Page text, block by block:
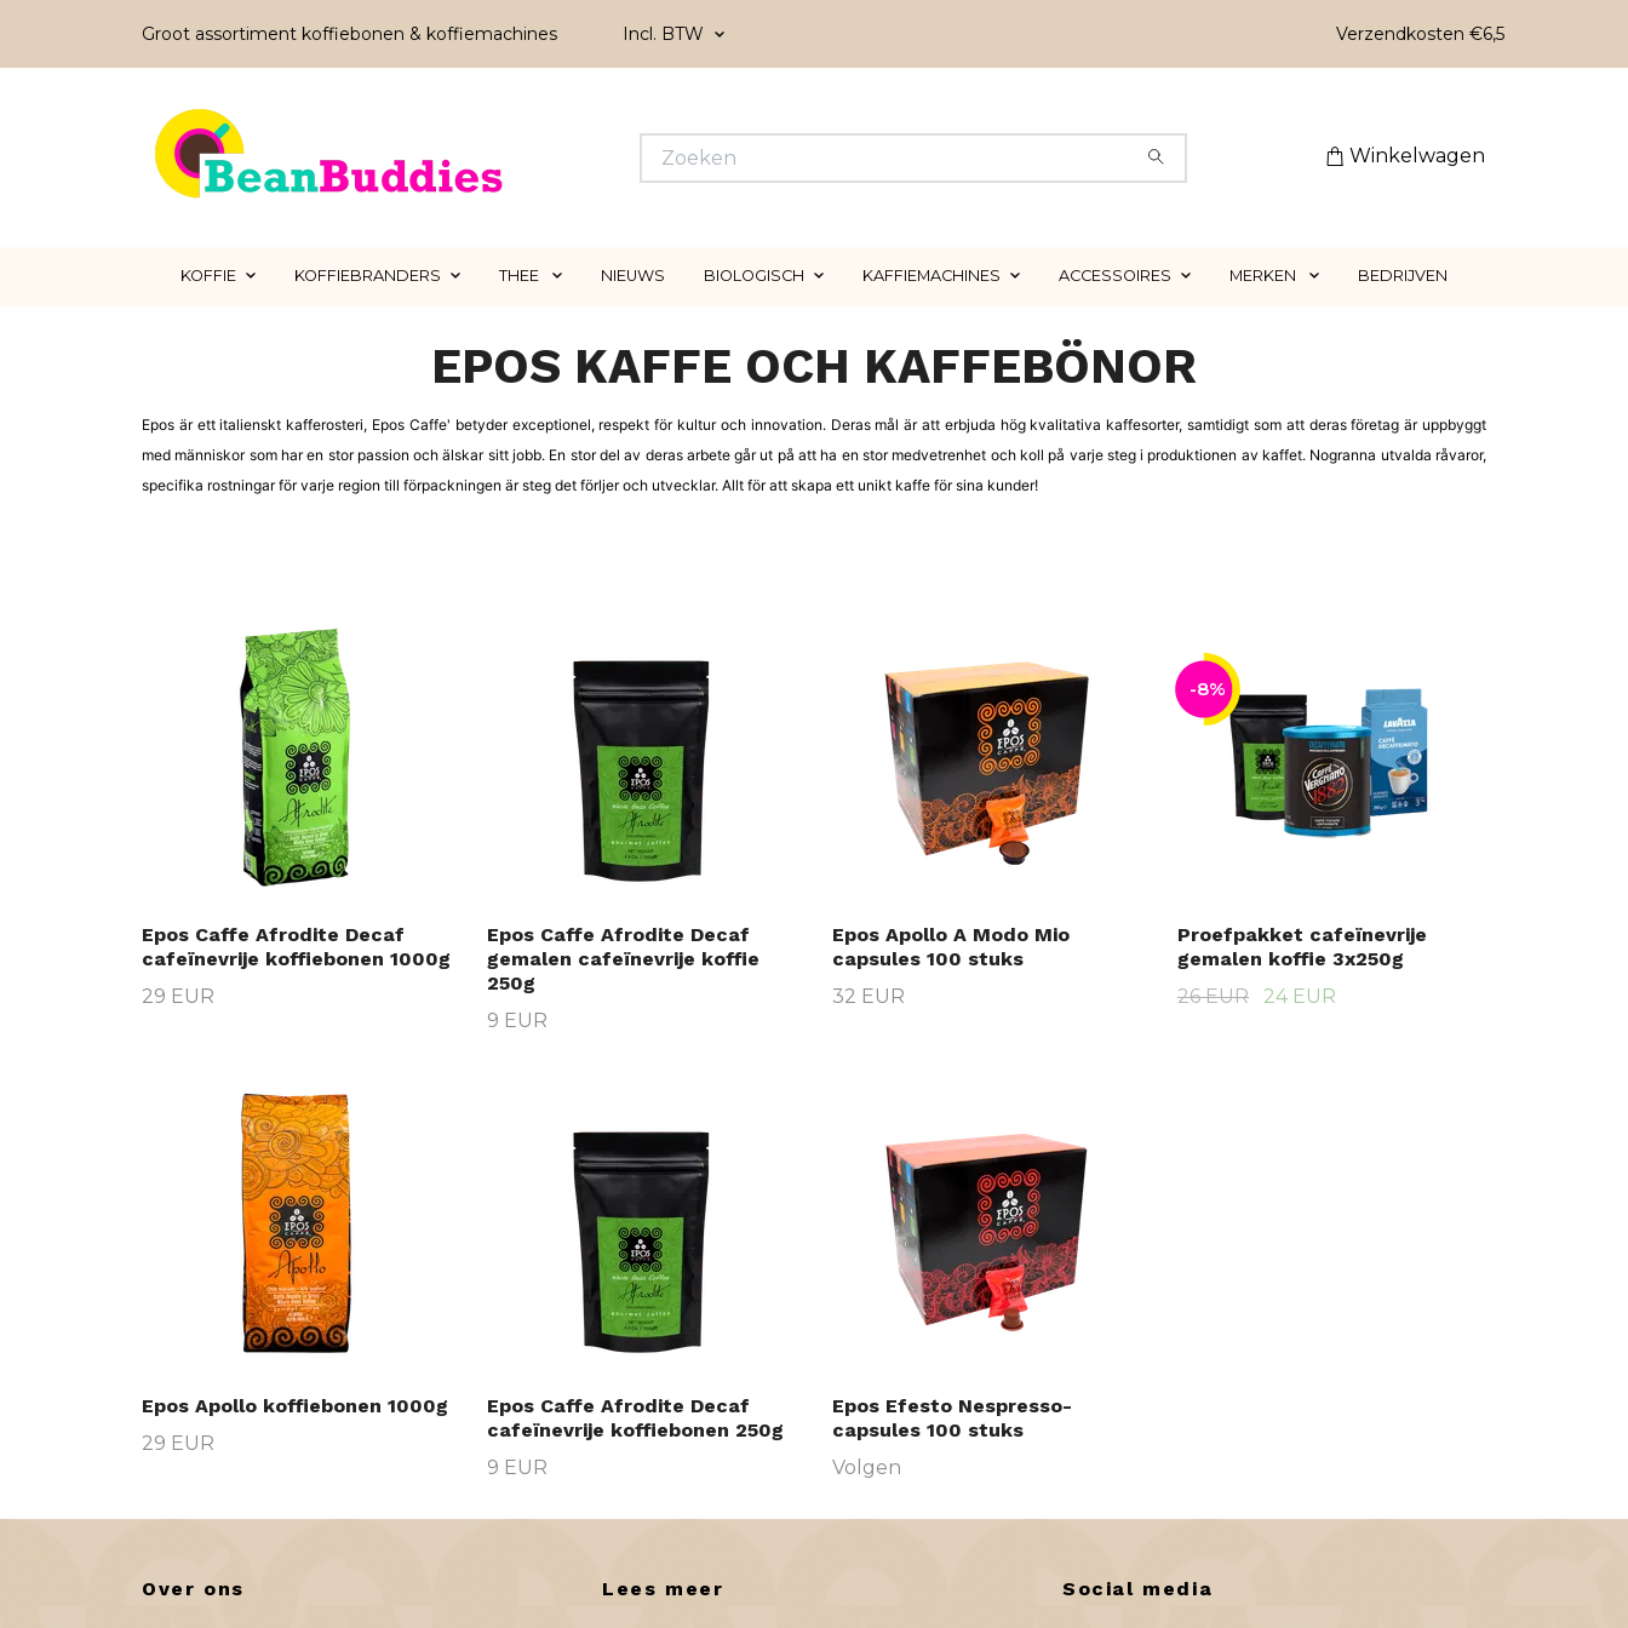
Groot assortiment koffiebonen & koffiemachines Incl. BTW Verzendkosten €6,5
Winkelwagen
KOFFIE KOFFIEBRANDERS THEE NIEUWS BIOLOGISCH KAFFIEMACHINES ACCESSOIRES MERKEN BEDRIJVEN
EPOS KAFFE OCH KAFFEBÖNOR
Epos är ett italienskt kafferosteri, Epos Caffe' betyder exceptionel, respekt för kultur och innovation. Deras mål är att erbjuda hög kvalitativa kaffesorter, samtidigt som att deras företag är uppbyggt
med människor som har en stor passion och älskar sitt jobb. En stor del av deras arbete går ut på att ha en stor medvetrenhet och koll på varje steg i produktionen av kaffet. Nogranna utvalda råvaror,
specifika rostningar för varje region till förpackningen är steg det förljer och utvecklar. Allt för att skapa ett unikt kaffe för sina kunder!
Epos Caffe Afrodite Decaf
cafeïnevrije koffiebonen 1000g
29 EUR
Epos Caffe Afrodite Decaf
gemalen cafeïnevrije koffie
250g
9 EUR
Epos Apollo A Modo Mio
capsules 100 stuks
32 EUR
-8%
Proefpakket cafeïnevrije
gemalen koffie 3x250g
26 EUR
24 EUR
Epos Apollo koffiebonen 1000g
29 EUR
Epos Caffe Afrodite Decaf
cafeïnevrije koffiebonen 250g
9 EUR
Epos Efesto Nespresso-
capsules 100 stuks
Volgen
Over ons Lees meer Social media